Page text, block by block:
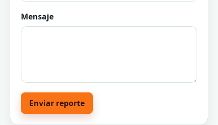
Mensaje
Enviar reporte